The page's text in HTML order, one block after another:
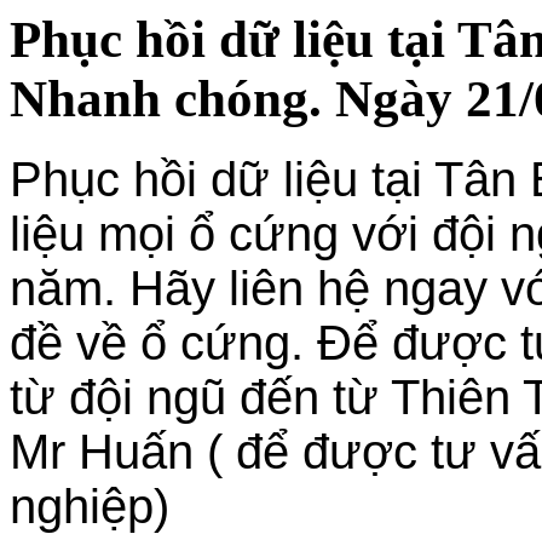
Phục hồi dữ liệu tại
Nhanh chóng. Ngày
Phục hồi dữ liệu tại
liệu mọi ổ cứng với đội
năm. Hãy liên hệ ngay
đề về ổ cứng. Để được
từ đội ngũ đến từ Thiên
Mr Huấn ( để được tư
nghiệp)